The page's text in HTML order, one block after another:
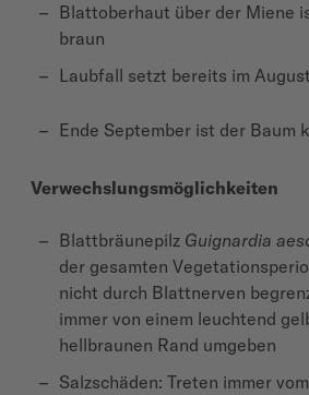
Blattoberhaut über der Miene
braun
Laubfall setzt bereits im
Ende September ist der Baum
Verwechslungsmöglichkeiten
Blattbräunepilz Guignardia
der gesamten
nicht durch Blattnerven
immer von einem leuchtend
hellbraunen Rand umgeben
Salzschäden: Treten immer